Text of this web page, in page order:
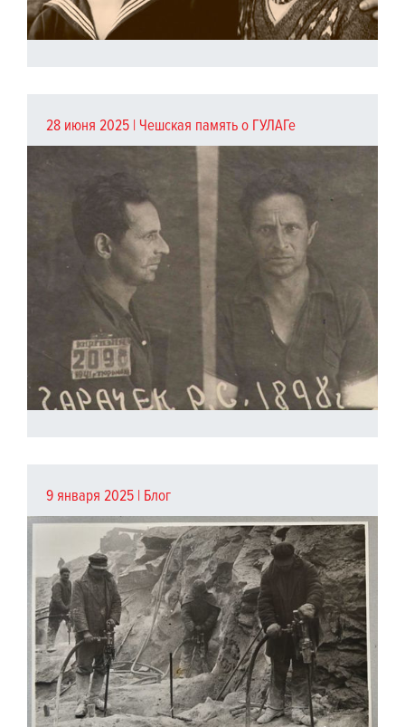
28 июня 2025 | Чешская память о ГУЛАГе
9 января 2025 | Блог